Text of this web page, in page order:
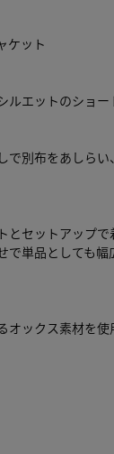
ケット
エットのショー
で別布をあしら
セットアップで
で単品としても幅
ックス素材を使